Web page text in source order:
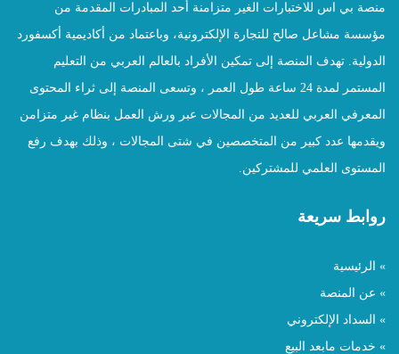
منصة بي اس للاختبارات الغير متزامنة أحد المبادرات المقدمة من
مؤسسة مشاعل صالح للتجارة الإلكترونية، وباعتماد من أكاديمية أكسفورد
الدولية. تهدف المنصة إلى تمكين الأفراد بالعالم العربي من التعليم
المستمر لمدة 24 ساعة طول العمر ، وتسعى المنصة إلى ثراء المحتوى
المعرفي العربي للعديد من المجالات عبر ورش العمل بنظام غير متزامن
ويقدمها عدد كبير من المتخصصين في شتى المجالات ، وذلك بهدف رفع
المستوى العلمي للمشتركين.
روابط سريعة
» الرئيسية
» عن المنصة
» السداد الإلكتروني
» خدمات مابعد البيع